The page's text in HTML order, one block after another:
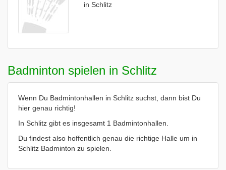
in Schlitz
Badminton spielen in Schlitz
Wenn Du Badmintonhallen in Schlitz suchst, dann bist Du
hier genau richtig!
In Schlitz gibt es insgesamt 1 Badmintonhallen.
Du findest also hoffentlich genau die richtige Halle um in
Schlitz Badminton zu spielen.